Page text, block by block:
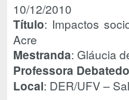
10/12/2010
Título: Impactos
Acre
Mestranda: Gláucia
Professora
Local: DER/UFV –